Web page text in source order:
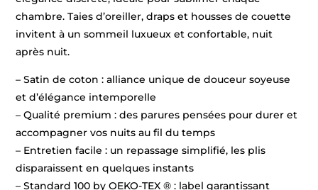
80
cm
chambre. Taies d’oreiller, draps et housses de couette
invitent à un sommeil luxueux et confortable, nuit
après nuit.
– Satin de coton : alliance unique de douceur soyeuse
et d’élégance intemporelle
– Qualité premium : des parures pensées pour durer et
accompagner vos nuits au fil du temps
– Entretien facile : un repassage simplifié, les plis
disparaissent en quelques instants
– Standard 100 by OEKO-TEX ® : label garantissant